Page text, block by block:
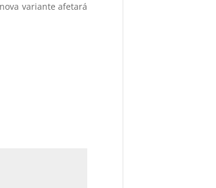
variante afetará